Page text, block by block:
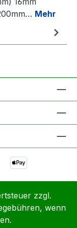
Mehr
zzgl.
wenn